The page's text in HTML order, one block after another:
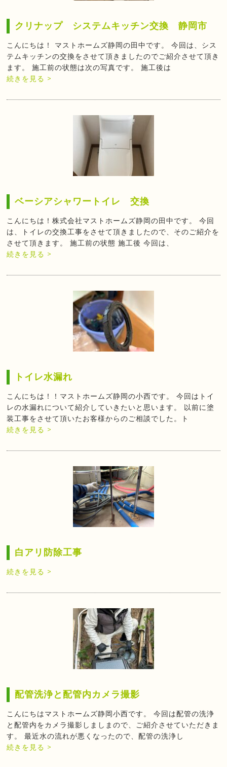
クリナップ システムキッチン交換 静岡市
こんにちは！ マストホームズ静岡の田中です。 今回は、シス
テムキッチンの交換をさせて頂きましたのでご紹介させて頂き
ます。 施工前の状態は次の写真です。 施工後は
続きを見る >
ベーシアシャワートイレ 交換
こんにちは！株式会社マストホームズ静岡の田中です。 今回
は、トイレの交換工事をさせて頂きましたので、そのご紹介を
させて頂きます。 施工前の状態 施工後 今回は、
続きを見る >
トイレ水漏れ
こんにちは！！マストホームズ静岡の小西です。 今回はトイ
レの水漏れについて紹介していきたいと思います。 以前に塗
装工事をさせて頂いたお客様からのご相談でした。ト
続きを見る >
白アリ防除工事
続きを見る >
配管洗浄と配管内カメラ撮影
こんにちはマストホームズ静岡小西です。 今回は配管の洗浄
と配管内をカメラ撮影しましまので、ご紹介させていただきま
す。 最近水の流れが悪くなったので、配管の洗浄し
続きを見る >